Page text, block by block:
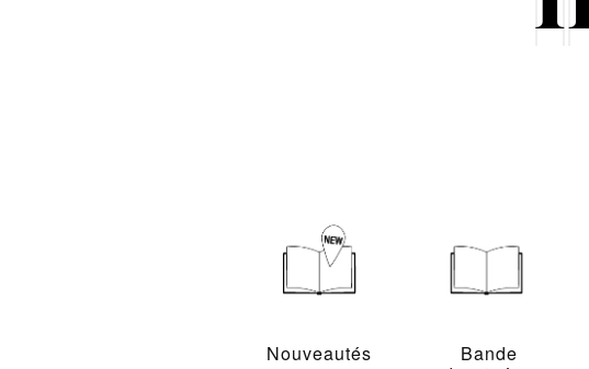
Nouveautés
Bande